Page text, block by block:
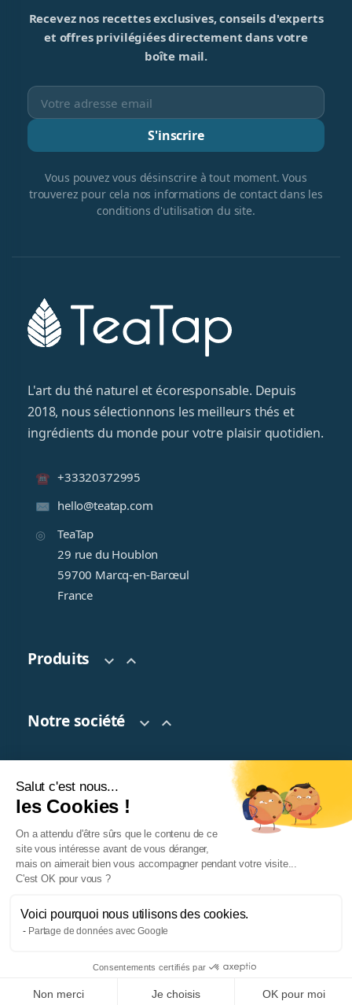
Recevez nos recettes exclusives, conseils d'experts
et offres privilégiées directement dans votre
boîte mail.
S'inscrire
Vous pouvez vous désinscrire à tout moment. Vous
trouverez pour cela nos informations de contact dans les
conditions d'utilisation du site.
L'art du thé naturel et écoresponsable. Depuis
2018, nous sélectionnons les meilleurs thés et
ingrédients du monde pour votre plaisir quotidien.
+33320372995
hello@teatap.com
TeaTap
29 rue du Houblon
59700 Marcq-en-Barœul
France
Produits  
Notre société  
Votre compte
PinterestInstagram
Salut c'est nous...
les Cookies !
On a attendu d'être sûrs que le contenu de ce
site vous intéresse avant de vous déranger,
mais on aimerait bien vous accompagner pendant votre visite...
C'est OK pour vous ?
Voici pourquoi nous utilisons des cookies.
Partage de données avec Google
Consentements certifiés par
Non merci Je choisis OK pour moi